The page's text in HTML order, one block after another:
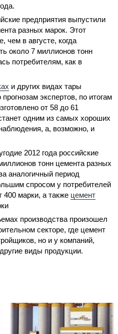
предприятия выпустили
разных марок. Этот
чем в августе, когда
около 7 миллионов тонн
потребителям, как в
и других видах тары
экспертов, по итогам
от 58 до 61
одним из самых хороших
а, возможно, и
2012 года российские
тонн цемента разных
аналогичный период
спросом у потребителей
400 марки, а также цемент
производства произошел
секторе, где цемент
но и у компаний,
виды продукции.